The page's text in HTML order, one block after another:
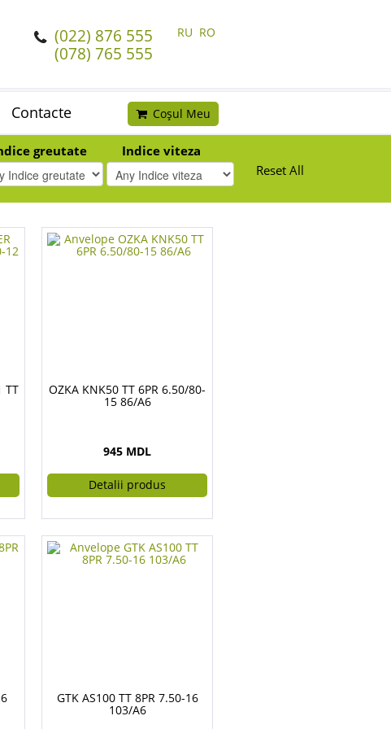
(022) 876 555
(078) 765 555
RU RO
Contacte Coșul Meu
greutate
Indice viteza
Reset All
TT OZKA KNK50 TT 6PR 6.50/80-
15 86/A6
945 MDL
Detalii produs
GTK AS100 TT 8PR 7.50-16
103/A6